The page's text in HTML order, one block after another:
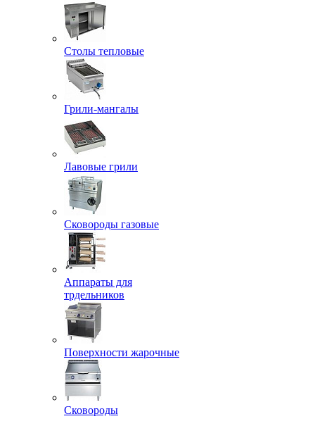
Столы тепловые
Грили-мангалы
Лавовые грили
Сковороды газовые
Аппараты для
трдельников
Поверхности жарочные
Сковороды